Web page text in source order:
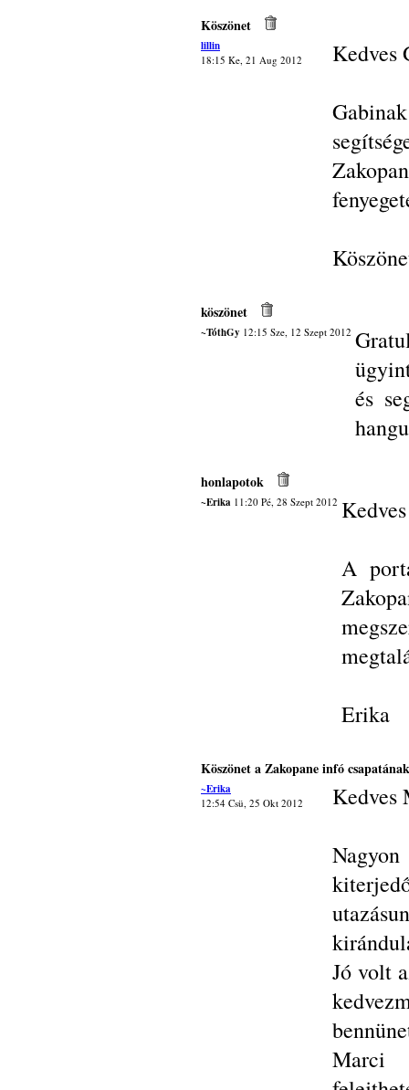
Köszönet
lillin
18:15 Ke, 21 Aug 2012
Kedves
köszönet
~TóthGy 12:15 Sze, 12 Szept 2012
és
honlapotok
~Erika 11:20 Pé, 28 Szept 2012
A
Erika
Köszönet a Zakopane infó csapatának
~Erika
12:54 Csü, 25 Okt 2012
Kedves
Jó volt
Marci